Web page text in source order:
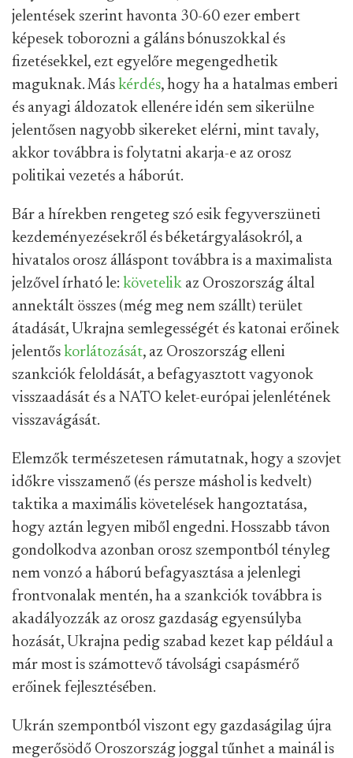
jelentések szerint havonta 30-60 ezer embert
képesek toborozni a gáláns bónuszokkal és
fizetésekkel, ezt egyelőre megengedhetik
maguknak. Más kérdés, hogy ha a hatalmas emberi
és anyagi áldozatok ellenére idén sem sikerülne
jelentősen nagyobb sikereket elérni, mint tavaly,
akkor továbbra is folytatni akarja-e az orosz
politikai vezetés a háborút.
Bár a hírekben rengeteg szó esik fegyverszüneti
kezdeményezésekről és béketárgyalásokról, a
hivatalos orosz álláspont továbbra is a maximalista
jelzővel írható le: követelik az Oroszország által
annektált összes (még meg nem szállt) terület
átadását, Ukrajna semlegességét és katonai erőinek
jelentős korlátozását, az Oroszország elleni
szankciók feloldását, a befagyasztott vagyonok
visszaadását és a NATO kelet-európai jelenlétének
visszavágását.
Elemzők természetesen rámutatnak, hogy a szovjet
időkre visszamenő (és persze máshol is kedvelt)
taktika a maximális követelések hangoztatása,
hogy aztán legyen miből engedni. Hosszabb távon
gondolkodva azonban orosz szempontból tényleg
nem vonzó a háború befagyasztása a jelenlegi
frontvonalak mentén, ha a szankciók továbbra is
akadályozzák az orosz gazdaság egyensúlyba
hozását, Ukrajna pedig szabad kezet kap például a
már most is számottevő távolsági csapásmérő
erőinek fejlesztésében.
Ukrán szempontból viszont egy gazdaságilag újra
megerősödő Oroszország joggal tűnhet a mainál is